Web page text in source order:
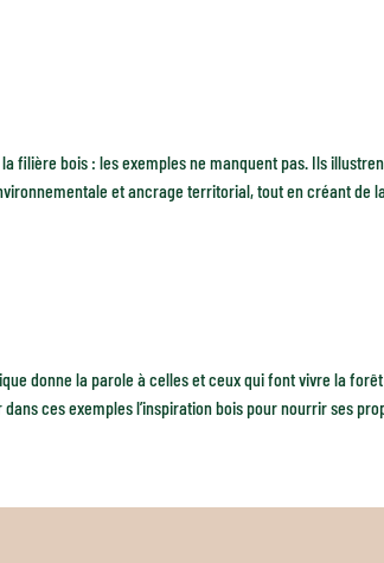
filière bois : les exemples ne manquent pas. Ils
et ancrage territorial, tout en créant de
donne la parole à celles et ceux qui font vivre la
ces exemples l’inspiration bois pour nourrir ses